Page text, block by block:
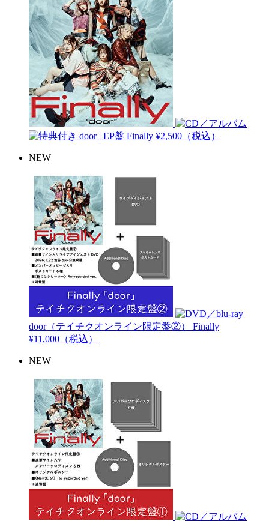
door | EP盤 Finally ¥2,500（税込）
NEW
door（テイチクオンライン限定盤②） Finally
¥11,000（税込）
NEW